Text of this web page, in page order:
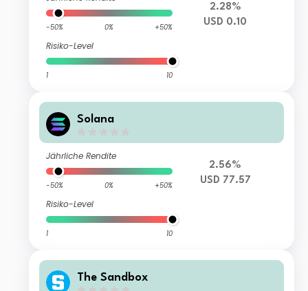
-50% 0% +50%
Risiko-Level
1 10
2.28%
USD 0.10
Solana
Jährliche Rendite
-50% 0% +50%
Risiko-Level
1 10
2.56%
USD 77.57
The Sandbox